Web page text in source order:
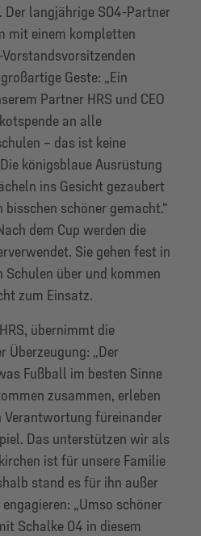
Der langjährige S04-Partner
mit einem kompletten
Geste: „Ein
Partner HRS und CEO
an alle
– das ist keine
königsblaue Ausrüstung
ins Gesicht gezaubert
bisschen schöner gemacht.“
dem Cup werden die
Sie gehen fest in
Schulen über und kommen
zum Einsatz.
übernimmt die
„Der
Fußball im besten Sinne
zusammen, erleben
Verantwortung füreinander
Das unterstützen wir als
ist für unsere Familie
stand es für ihn außer
„Umso schöner
Schalke 04 in diesem